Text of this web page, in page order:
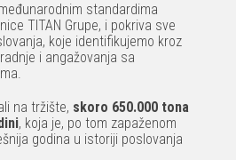
standardima
TITAN Grupe, i pokriva sve
koje identifikujemo kroz
i angažovanja sa
na tržište, skoro 650.000 tona
, koja je, po tom zapaženom
godina u istoriji poslovanja